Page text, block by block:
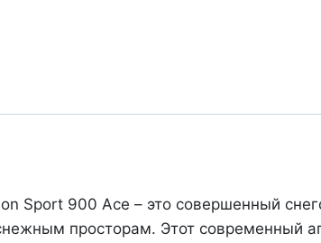
Sport 900 Ace – это совершенный
просторам. Этот современный